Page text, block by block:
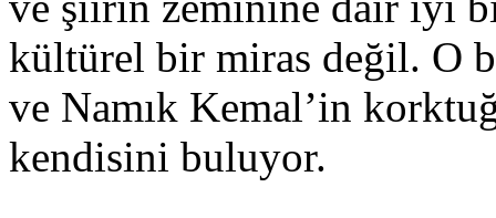
kültürel bir miras değil. O
ve Namık Kemal’in
kendisini buluyor.